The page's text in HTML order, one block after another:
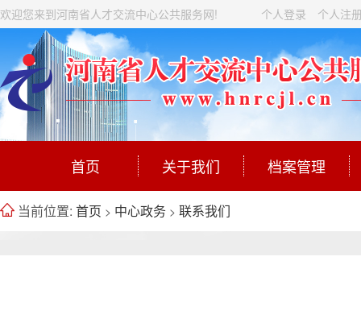
欢迎您来到河南省人才交流中心公共服务网! 个人登录 个人注
首页 关于我们 档案管理
当前位置: 首页 > 中心政务 > 联系我们